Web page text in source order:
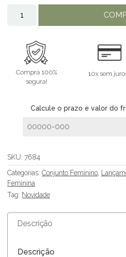
Compra 100%
segura!
10x sem
Calcule o prazo e valor do
SKU: 7684
Categorias: Conjunto Feminino,
Feminina
Tag: Novidade
Descrição
Descrição